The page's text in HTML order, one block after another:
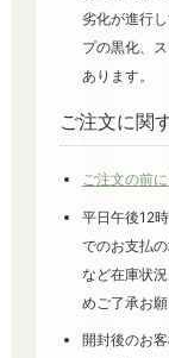
劣化が進行
プの黒化、
あります。
ご注文に関
ご注文の前
平日午後12
でのお支払
など在庫状
めご了承お願
開封後のお